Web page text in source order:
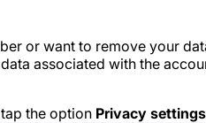
or want to remove your
associated with the
the option Privacy settings